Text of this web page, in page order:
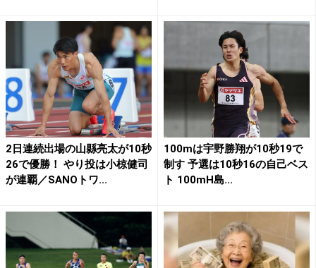
2日連続出場の山縣亮太が10秒
26で優勝！ やり投は小椋健司
が連覇／SANOトワ...
100mは宇野勝翔が10秒19で
制す 予選は10秒16の自己ベス
ト 100mH島...